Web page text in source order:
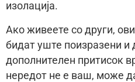
изолација.
Ако живеете со други,
бидат уште поизразени и
дополнителен притисок
нередот не е ваш, може